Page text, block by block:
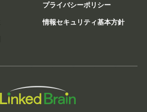
プライバシーポリシー
情報セキュリティ基本方針